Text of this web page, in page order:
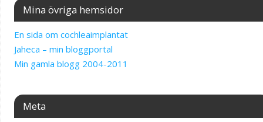
Mina övriga hemsidor
En sida om cochleaimplantat
Jaheca – min bloggportal
Min gamla blogg 2004-2011
Meta